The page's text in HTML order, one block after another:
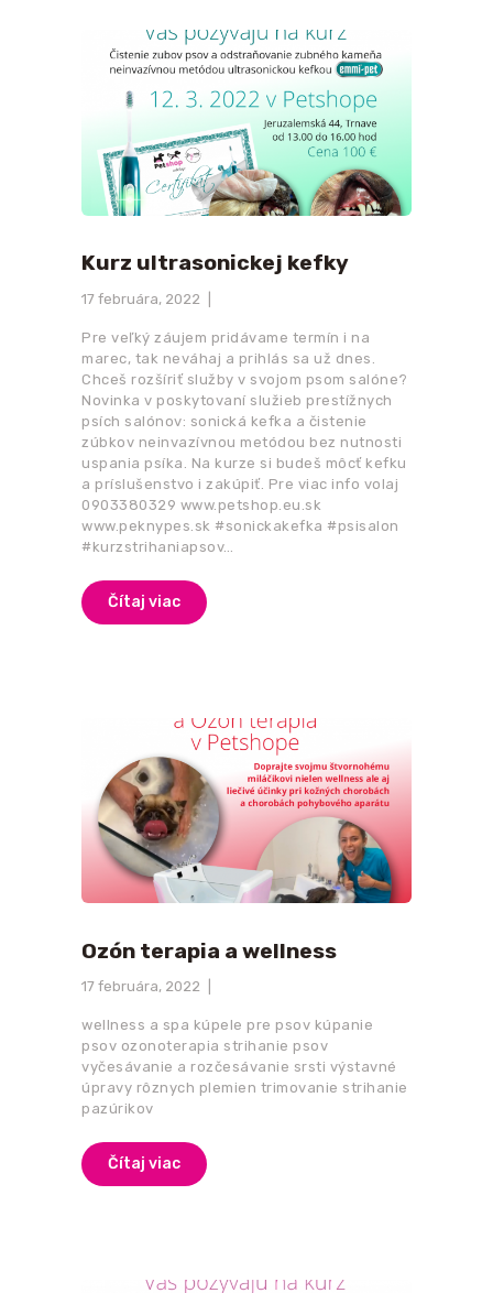
Kurz ultrasonickej kefky
17 februára, 2022
Pre veľký záujem pridávame termín i na
marec, tak neváhaj a prihlás sa už dnes.
Chceš rozšíriť služby v svojom psom salóne?
Novinka v poskytovaní služieb prestížnych
psích salónov: sonická kefka a čistenie
zúbkov neinvazívnou metódou bez nutnosti
uspania psíka. Na kurze si budeš môcť kefku
a príslušenstvo i zakúpiť. Pre viac info volaj
0903380329 www.petshop.eu.sk
www.peknypes.sk #sonickakefka #psisalon
#kurzstrihaniapsov…
Čítaj viac
Ozón terapia a wellness
17 februára, 2022
wellness a spa kúpele pre psov kúpanie
psov ozonoterapia strihanie psov
vyčesávanie a rozčesávanie srsti výstavné
úpravy rôznych plemien trimovanie strihanie
pazúrikov
Čítaj viac